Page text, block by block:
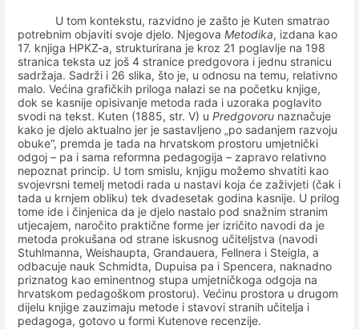
U tom kontekstu, razvidno je zašto je Kuten smatrao
potrebnim objaviti svoje djelo. Njegova Metodika, izdana kao
17. knjiga HPKZ-a, strukturirana je kroz 21 poglavlje na 198
stranica teksta uz još 4 stranice predgovora i jednu stranicu
sadržaja. Sadrži i 26 slika, što je, u odnosu na temu, relativno
malo. Većina grafičkih priloga nalazi se na početku knjige,
dok se kasnije opisivanje metoda rada i uzoraka poglavito
svodi na tekst. Kuten (1885, str. V) u Predgovoru naznačuje
kako je djelo aktualno jer je sastavljeno „po sadanjem razvoju
obuke“, premda je tada na hrvatskom prostoru umjetnički
odgoj – pa i sama reformna pedagogija – zapravo relativno
nepoznat princip. U tom smislu, knjigu možemo shvatiti kao
svojevrsni temelj metodi rada u nastavi koja će zaživjeti (čak i
tada u krnjem obliku) tek dvadesetak godina kasnije. U prilog
tome ide i činjenica da je djelo nastalo pod snažnim stranim
utjecajem, naročito praktične forme jer izričito navodi da je
metoda prokušana od strane iskusnog učiteljstva (navodi
Stuhlmanna, Weishaupta, Grandauera, Fellnera i Steigla, a
odbacuje nauk Schmidta, Dupuisa pa i Spencera, naknadno
priznatog kao eminentnog stupa umjetničkoga odgoja na
hrvatskom pedagoškom prostoru). Većinu prostora u drugom
dijelu knjige zauzimaju metode i stavovi stranih učitelja i
pedagoga, gotovo u formi Kutenove recenzije.